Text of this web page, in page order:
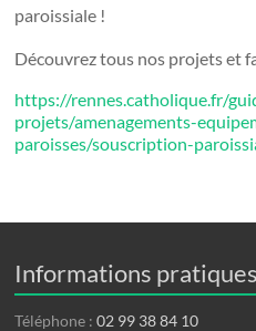
paroissiale !
Découvrez tous nos projets et
https://rennes.catholique.fr/
projets/amenagements-
paroisses/souscription-
Informations pratiques
Téléphone :02 99 38 84 10